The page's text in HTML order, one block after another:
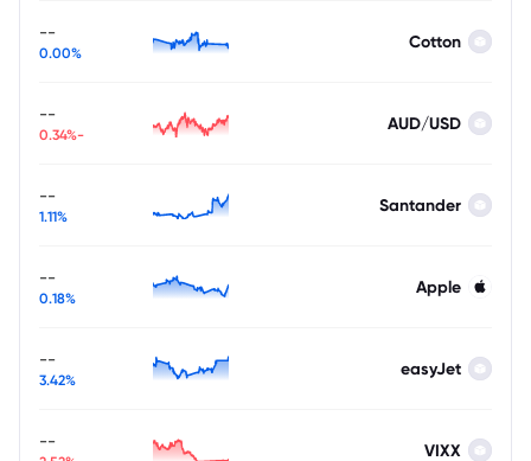
Cotton
--
0.00%
AUD/USD
--
-0.34%
Santander
--
1.11%
Apple
--
0.18%
easyJet
--
3.42%
VIXX
--